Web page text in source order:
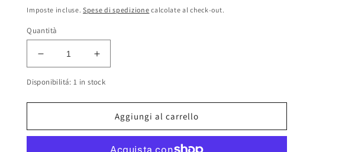
di
listino
Imposte incluse.Spese di spedizione calcolate al check-out.
Quantità
Diminuisci
quantità
per
x
Aumenta
quantità
per
d.179
x
h.20
Disponibilitá: 1 in stock
Aggiungi al carrello